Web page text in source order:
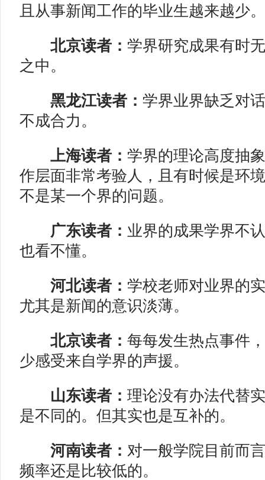
且从事新闻工作的毕业生越来越少。
北京读者： 学界研究成果有时
之中。
黑龙江读者： 学界业界缺乏对
不成合力。
上海读者： 学界的理论高度抽
作层面非常考验人，且有时候是环
不是某一个界的问题。
广东读者： 业界的成果学界不
也看不懂。
河北读者： 学校老师对业界的
尤其是新闻的意识淡薄。
北京读者： 每每发生热点事件
少感受来自学界的声援。
山东读者： 理论没有办法代替
是不同的。但其实也是互补的。
河南读者： 对一般学院目前而
频率还是比较低的。